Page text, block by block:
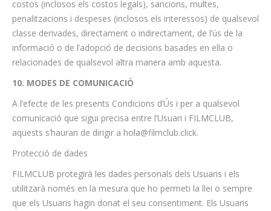
costos (inclosos els costos legals), sancions, multes,
penalitzacions i despeses (inclosos els interessos) de qualsevol
classe derivades, directament o indirectament, de l’ús de la
informació o de l’adopció de decisions basades en ella o
relacionades de qualsevol altra manera amb aquesta.
10. MODES DE COMUNICACIÓ
A l’efecte de les presents Condicions d’Ús i per a qualsevol
comunicació que sigui precisa entre l’Usuari i FILMCLUB,
aquests s’hauran de dirigir a hola@filmclub.click.
Protecció de dades
FILMCLUB protegirà les dades personals dels Usuaris i els
utilitzarà només en la mesura que ho permeti la llei o sempre
que els Usuaris hagin donat el seu consentiment. Els Usuaris